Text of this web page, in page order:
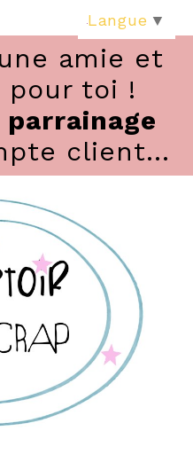
amie et
pour toi !
parrainage
client...
Langue ▼